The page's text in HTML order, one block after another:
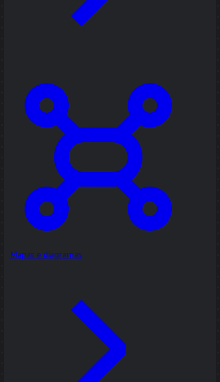
Mapas e diagramas